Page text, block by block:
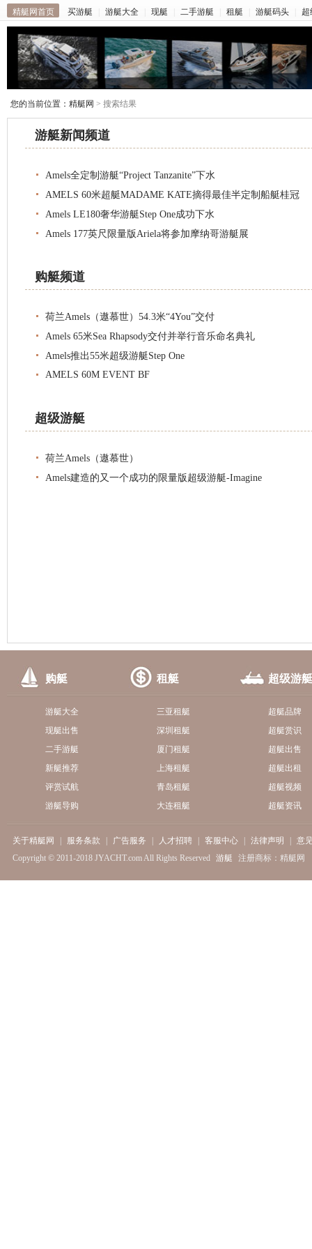
精艇网首页 买游艇 游艇大全 现艇 二手游艇 租艇 游艇码头 超
您的当前位置： 精艇网 > 搜索结果
游艇新闻频道
Amels全定制游艇“Project Tanzanite”下水
AMELS 60米超艇MADAME KATE摘得最佳半定制船艇桂冠
Amels LE180奢华游艇Step One成功下水
Amels 177英尺限量版Ariela将参加摩纳哥游艇展
购艇频道
荷兰Amels（遨慕世）54.3米“4You”交付
Amels 65米Sea Rhapsody交付并举行音乐命名典礼
Amels推出55米超级游艇Step One
AMELS 60M EVENT BF
超级游艇
荷兰Amels（遨慕世）
Amels建造的又一个成功的限量版超级游艇-Imagine
购艇 租艇 超级游艇
游艇大全
现艇出售
二手游艇
新艇推荐
评赏试航
游艇导购
三亚租艇
深圳租艇
厦门租艇
上海租艇
青岛租艇
大连租艇
超艇品牌
超艇赏识
超艇出售
超艇出租
超艇视频
超艇资讯
关于精艇网 服务条款 广告服务 人才招聘 客服中心 法律声明
意
Copyright © 2011-2018 JYACHT.com All Rights Reserved 游艇 注册商标：精艇网